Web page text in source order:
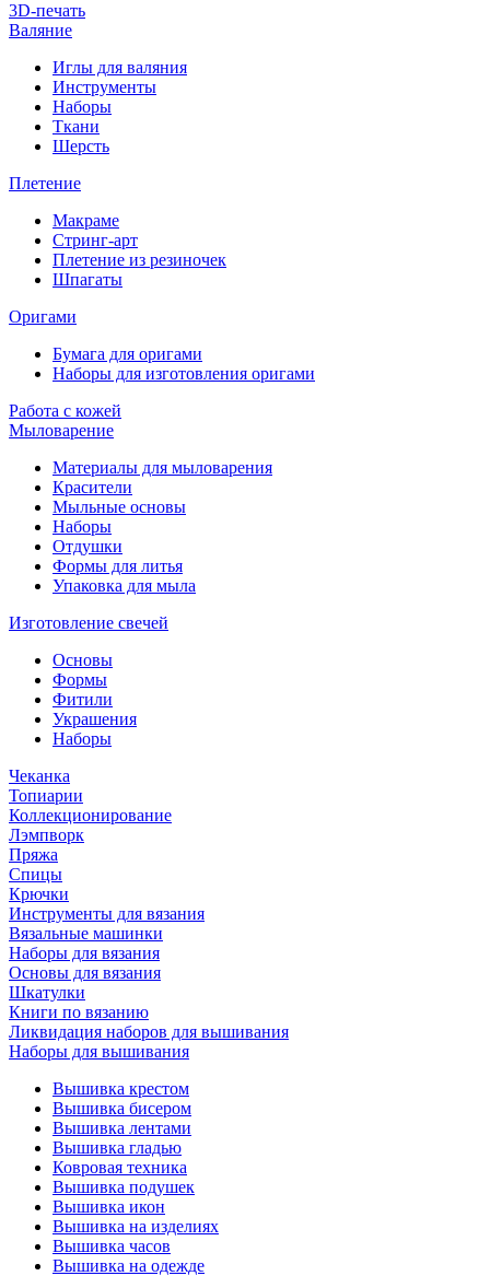
3D-печать
Валяние
Иглы для валяния
Инструменты
Наборы
Ткани
Шерсть
Плетение
Макраме
Стринг-арт
Плетение из резиночек
Шпагаты
Оригами
Бумага для оригами
Наборы для изготовления оригами
Работа с кожей
Мыловарение
Материалы для мыловарения
Красители
Мыльные основы
Наборы
Отдушки
Формы для литья
Упаковка для мыла
Изготовление свечей
Основы
Формы
Фитили
Украшения
Наборы
Чеканка
Топиарии
Коллекционирование
Лэмпворк
Пряжа
Спицы
Крючки
Инструменты для вязания
Вязальные машинки
Наборы для вязания
Основы для вязания
Шкатулки
Книги по вязанию
Ликвидация наборов для вышивания
Наборы для вышивания
Вышивка крестом
Вышивка бисером
Вышивка лентами
Вышивка гладью
Ковровая техника
Вышивка подушек
Вышивка икон
Вышивка на изделиях
Вышивка часов
Вышивка на одежде